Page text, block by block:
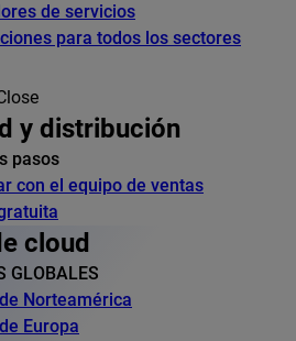
de servicios
para todos los sectores
y distribución
pasos
con el equipo de ventas
cloud
GLOBALES
Norteamérica
Europa